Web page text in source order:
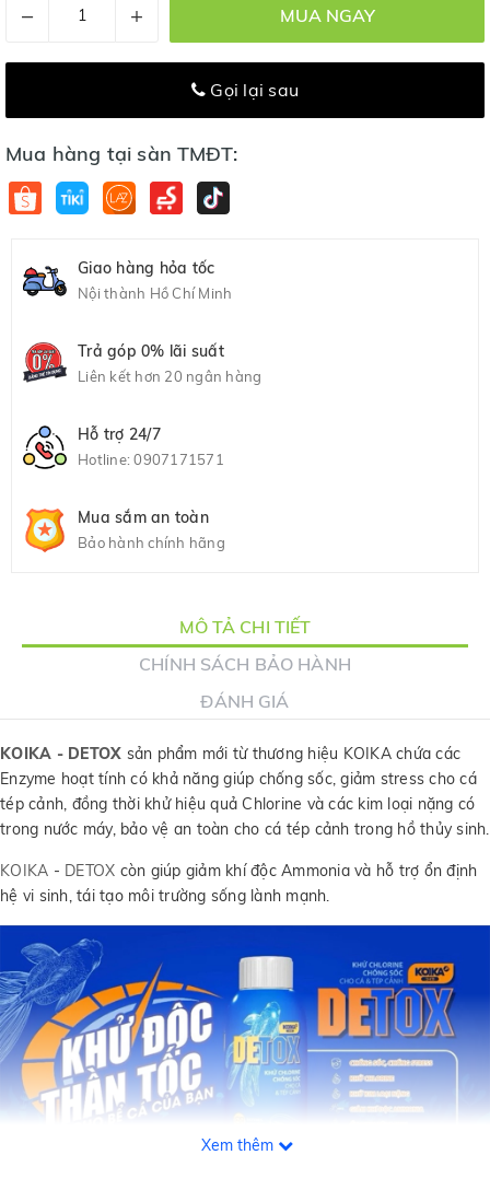
– + MUA NGAY
Gọi lại sau
Mua hàng tại sàn TMĐT:
Giao hàng hỏa tốc
Nội thành Hồ Chí Minh
Trả góp 0% lãi suất
Liên kết hơn 20 ngân hàng
Hỗ trợ 24/7
Hotline:0907171571
Mua sắm an toàn
Bảo hành chính hãng
MÔ TẢ CHI TIẾT
CHÍNH SÁCH BẢO HÀNH
ĐÁNH GIÁ
KOIKA - DETOX sản phẩm mới từ thương hiệu KOIKA chứa các
Enzyme hoạt tính có khả năng giúp chống sốc, giảm stress cho cá
tép cảnh, đồng thời khử hiệu quả Chlorine và các kim loại nặng có
trong nước máy, bảo vệ an toàn cho cá tép cảnh trong hồ thủy sinh.
KOIKA - DETOX còn giúp giảm khí độc Ammonia và hỗ trợ ổn định
hệ vi sinh, tái tạo môi trường sống lành mạnh.
Xem thêm